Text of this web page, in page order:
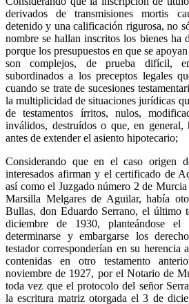
derivados de transmisiones mortis
detenido y una calificación rigurosa, no
nombre se hallan inscritos los bienes ha
porque los presupuestos en que se
son complejos, de prueba difícil,
subordinados a los preceptos legales
cuando se trate de sucesiones
la multiplicidad de situaciones jurídicas
de testamentos írritos, nulos,
inválidos, destruídos o que, en general,
antes de extender el asiento hipotecario;
Considerando que en el caso origen
interesados afirman y el certificado de
así como el Juzgado número 2 de
Marsilla Melgares de Aguilar, había
Bullas, don Eduardo Serrano, el último
diciembre de 1930, planteándose
determinarse y embargarse los
testador corresponderían en su herencia
contenidas en otro testamento
noviembre de 1927, por el Notario de
toda vez que el protocolo del señor
la escritura matriz otorgada el 3 de